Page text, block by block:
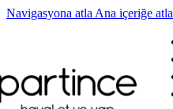
Navigasyona atla Ana içeriğe atla